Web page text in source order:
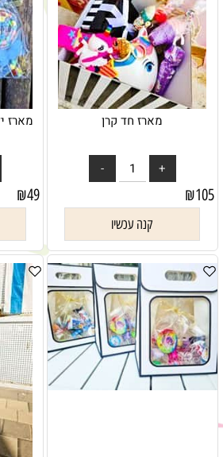
מארז חד קרן
₪105
קנה עכשיו
מארז
₪49